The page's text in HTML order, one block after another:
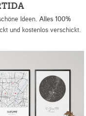
Ideen. Alles 100%
und kostenlos verschickt.